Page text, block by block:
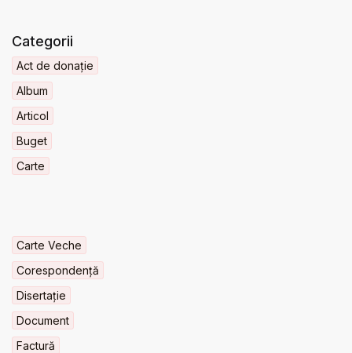
Categorii
Act de donație
Album
Articol
Buget
Carte
Carte Veche
Corespondență
Disertație
Document
Factură